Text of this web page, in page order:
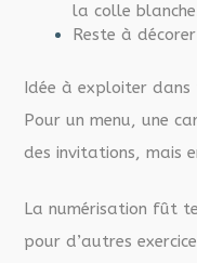
la colle
Reste à
Idée à exploiter dans
Pour un menu, une
des invitations, mais
La numérisation fût
pour d’autres